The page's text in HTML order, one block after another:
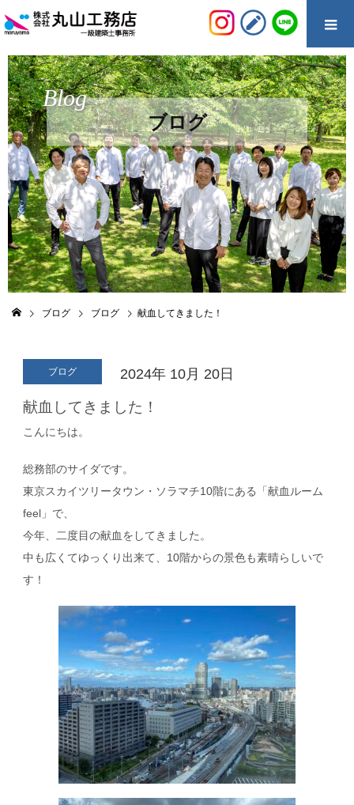
ブログ
Blog
ブログ ブログ 献血してきました！
2024年 10月 20日
ブログ
献血してきました！
こんにちは。
総務部のサイダです。
東京スカイツリータウン・ソラマチ10階にある「献血ルーム
feel」で、
今年、二度目の献血をしてきました。
中も広くてゆっくり出来て、10階からの景色も素晴らしいで
す！